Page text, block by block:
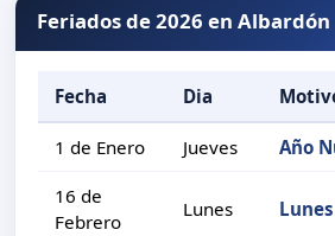
Feriados de 2026 en Albardón
Fecha Dia
1 de Enero Jueves Año
16 de
Febrero
Lunes